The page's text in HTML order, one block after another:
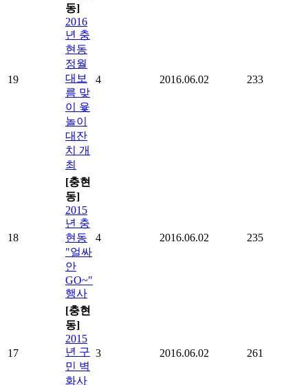
19
동]
2016
년 충
현동
정월
대보
름 맞
이 윷
놀이
대잔
치 개
최
4 2016.06.02 233
18
[충현
동]
2015
년 충
현동
"얼싸
안
GO~"
행사
4 2016.06.02 235
17
[충현
동]
2015
년 구
민 벽
화사
3 2016.06.02 261